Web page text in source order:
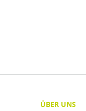
ÜBER UNS